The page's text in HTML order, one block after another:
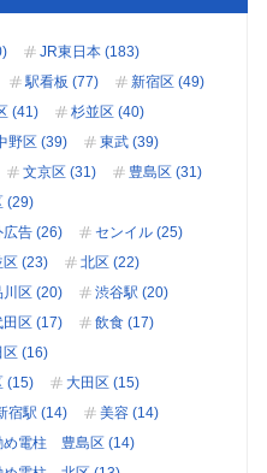
JR東日本 (183)
駅看板 (77)
新宿区 (49)
(41)
杉並区 (40)
野区 (39)
東武 (39)
文京区 (31)
豊島区 (31)
(29)
広告 (26)
センイル (25)
(23)
北区 (22)
川区 (20)
渋谷駅 (20)
田区 (17)
飲食 (17)
区 (16)
(15)
大田区 (15)
宿駅 (14)
美容 (14)
め電柱 豊島区 (14)